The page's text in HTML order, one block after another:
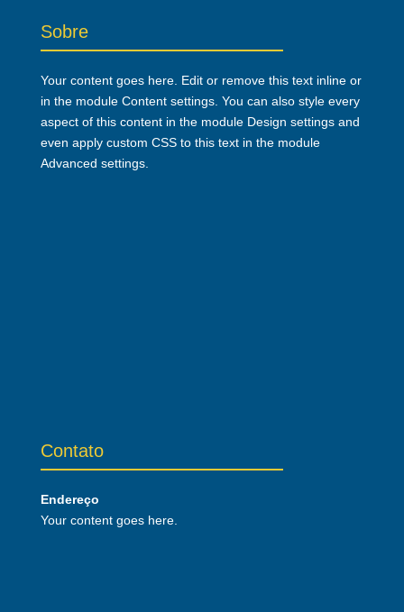
Sobre
Your content goes here. Edit or remove this text inline or
in the module Content settings. You can also style every
aspect of this content in the module Design settings and
even apply custom CSS to this text in the module
Advanced settings.
Contato
Endereço
Your content goes here.